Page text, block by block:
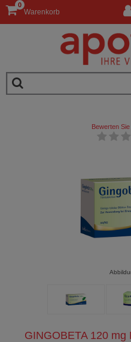
Warenkorb
0
GINGOBETA 120 mg
Bewerten